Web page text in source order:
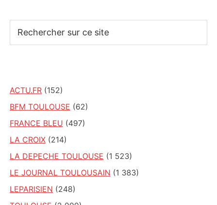
sur
ACTU.FR (152)
BFM TOULOUSE (62)
FRANCE BLEU (497)
LA CROIX (214)
LA DEPECHE TOULOUSE (1 523)
LE JOURNAL TOULOUSAIN (1 383)
LEPARISIEN (248)